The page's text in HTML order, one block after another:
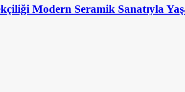
Modern Seramik Sanatıyla